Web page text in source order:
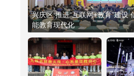
兴庆区:推进“互联网+教育”建设
能教育现代化